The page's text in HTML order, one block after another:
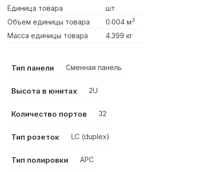
Единица товара
шт
Объем единицы товара
0.004 м3
Масса единицы товара 4.399 кг
Тип панели Сменная панель
Высота в юнитах 2U
Количество портов 32
Тип розеток LC (duplex)
Тип полировки APC